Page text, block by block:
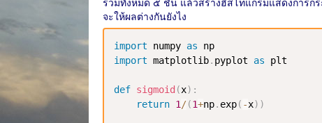
จะให้ผลต่างกันยังไง
import numpy as
import matplotlib. pyplot as plt
def sigmoid (x) :
return 1 /(1+np. exp( -x) )